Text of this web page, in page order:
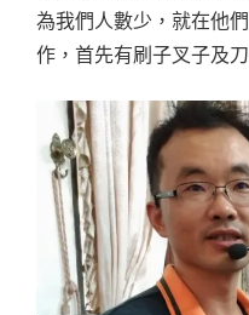
為我們人數少，就在他
作，首先有刷子叉子及